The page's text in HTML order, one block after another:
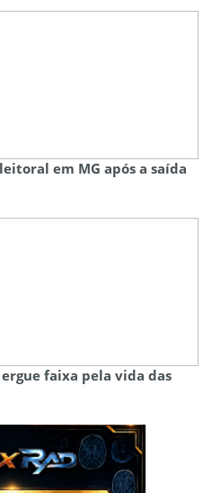
em MG após a saída
faixa pela vida das